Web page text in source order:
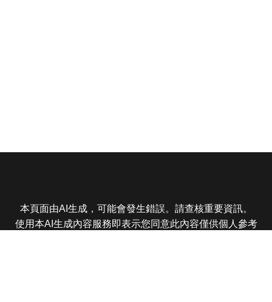
本頁面由AI生成，可能會發生錯誤。請查核重要資訊。
使用本AI生成內容服務即表示您同意此內容僅供個人參考